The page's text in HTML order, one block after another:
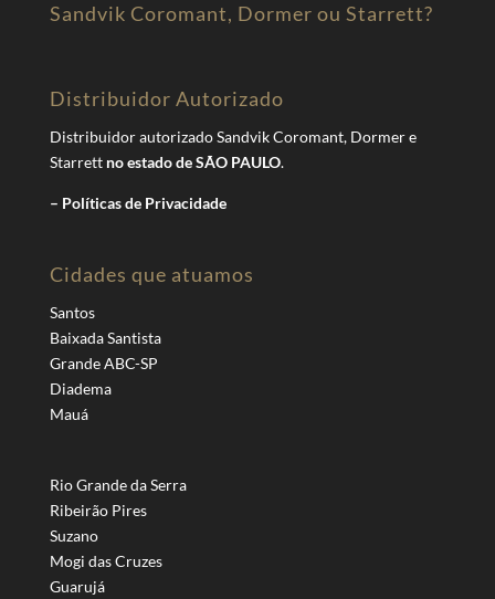
Sandvik Coromant, Dormer ou Starrett?
Distribuidor Autorizado
Distribuidor autorizado Sandvik Coromant, Dormer e
Starrett no estado de SÃO PAULO.
– Políticas de Privacidade
Cidades que atuamos
Santos
Baixada Santista
Grande ABC-SP
Diadema
Mauá
Rio Grande da Serra
Ribeirão Pires
Suzano
Mogi das Cruzes
Guarujá